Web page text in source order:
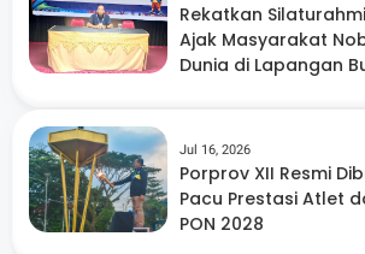
Rekatkan
Ajak Masyarakat
Dunia di Lapangan
Jul 16, 2026
Porprov XII Resmi
Pacu Prestasi Atlet
PON 2028